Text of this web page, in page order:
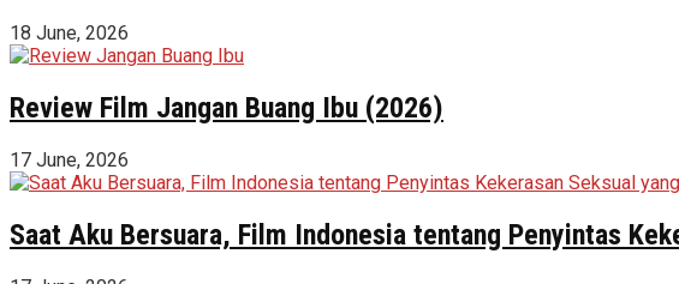
18 June, 2026
Review Film Jangan Buang Ibu (2026)
17 June, 2026
Saat Aku Bersuara, Film Indonesia tentang Penyintas